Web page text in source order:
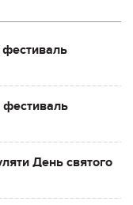
фестиваль
фестиваль
День святого